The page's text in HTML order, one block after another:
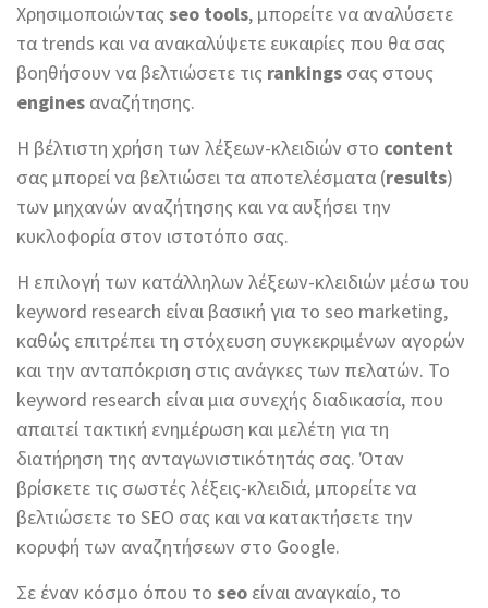
Χρησιμοποιώντας seo tools, μπορείτε να αναλύσετε
τα trends και να ανακαλύψετε ευκαιρίες που θα σας
βοηθήσουν να βελτιώσετε τις rankings σας στους
engines αναζήτησης.
Η βέλτιστη χρήση των λέξεων-κλειδιών στο content
σας μπορεί να βελτιώσει τα αποτελέσματα (results)
των μηχανών αναζήτησης και να αυξήσει την
κυκλοφορία στον ιστοτόπο σας.
Η επιλογή των κατάλληλων λέξεων-κλειδιών μέσω του
keyword research είναι βασική για το seo marketing,
καθώς επιτρέπει τη στόχευση συγκεκριμένων αγορών
και την ανταπόκριση στις ανάγκες των πελατών. Το
keyword research είναι μια συνεχής διαδικασία, που
απαιτεί τακτική ενημέρωση και μελέτη για τη
διατήρηση της ανταγωνιστικότητάς σας. Όταν
βρίσκετε τις σωστές λέξεις-κλειδιά, μπορείτε να
βελτιώσετε το SEO σας και να κατακτήσετε την
κορυφή των αναζητήσεων στο Google.
Σε έναν κόσμο όπου το seo είναι αναγκαίο, το